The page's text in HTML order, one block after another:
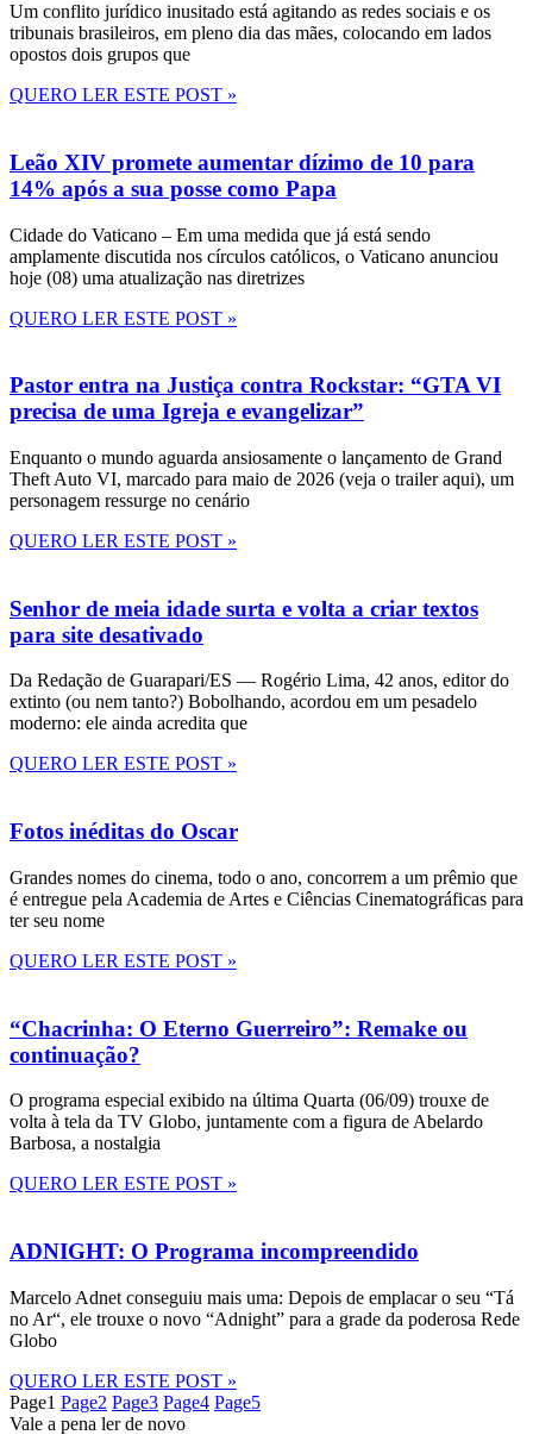
Um conflito jurídico inusitado está agitando as redes sociais e os
tribunais brasileiros, em pleno dia das mães, colocando em lados
opostos dois grupos que
QUERO LER ESTE POST »
Leão XIV promete aumentar dízimo de 10 para
14% após a sua posse como Papa
Cidade do Vaticano – Em uma medida que já está sendo
amplamente discutida nos círculos católicos, o Vaticano anunciou
hoje (08) uma atualização nas diretrizes
QUERO LER ESTE POST »
Pastor entra na Justiça contra Rockstar: “GTA VI
precisa de uma Igreja e evangelizar”
Enquanto o mundo aguarda ansiosamente o lançamento de Grand
Theft Auto VI, marcado para maio de 2026 (veja o trailer aqui), um
personagem ressurge no cenário
QUERO LER ESTE POST »
Senhor de meia idade surta e volta a criar textos
para site desativado
Da Redação de Guarapari/ES — Rogério Lima, 42 anos, editor do
extinto (ou nem tanto?) Bobolhando, acordou em um pesadelo
moderno: ele ainda acredita que
QUERO LER ESTE POST »
Fotos inéditas do Oscar
Grandes nomes do cinema, todo o ano, concorrem a um prêmio que
é entregue pela Academia de Artes e Ciências Cinematográficas para
ter seu nome
QUERO LER ESTE POST »
“Chacrinha: O Eterno Guerreiro”: Remake ou
continuação?
O programa especial exibido na última Quarta (06/09) trouxe de
volta à tela da TV Globo, juntamente com a figura de Abelardo
Barbosa, a nostalgia
QUERO LER ESTE POST »
ADNIGHT: O Programa incompreendido
Marcelo Adnet conseguiu mais uma: Depois de emplacar o seu “Tá
no Ar“, ele trouxe o novo “Adnight” para a grade da poderosa Rede
Globo
QUERO LER ESTE POST »
Page1 Page2 Page3 Page4 Page5
Vale a pena ler de novo